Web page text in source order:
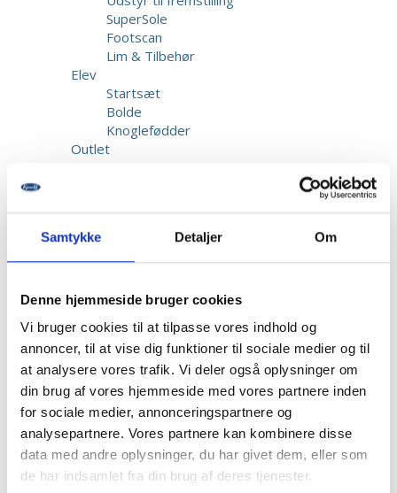
Samtykke Detaljer Om
Denne hjemmeside bruger cookies
Vi bruger cookies til at tilpasse vores indhold og
annoncer, til at vise dig funktioner til sociale medier og til
at analysere vores trafik. Vi deler også oplysninger om
din brug af vores hjemmeside med vores partnere inden
for sociale medier, annonceringspartnere og
analysepartnere. Vores partnere kan kombinere disse
data med andre oplysninger, du har givet dem, eller som
de har indsamlet fra din brug af deres tjenester.
SuperSole
Footscan
Lim & Tilbehør
Elev
Startsæt
Bolde
Knoglefødder
Outlet
Elev
Knoglefødder
Kundeservice
Kalibrering af biothesiometer
Fragt & Levering
Garanti & Reklamation
Priser
Betaling
Beskadigede forsendelser
Information
Opret bruger
Kontakt os
Dansk Fodmesse